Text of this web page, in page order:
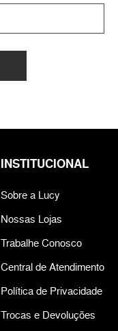
INSTITUCIONAL
Sobre a Lucy
Nossas Lojas
Trabalhe Conosco
Central de Atendimento
Política de Privacidade
Trocas e Devoluções